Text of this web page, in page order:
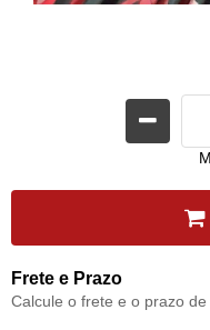
Frete e Prazo
Calcule o frete e o prazo